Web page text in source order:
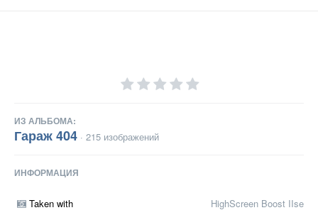
ИЗ АЛЬБОМА:
Гараж 404 · 215 изображений
ИНФОРМАЦИЯ
Taken with HighScreen Boost IIse